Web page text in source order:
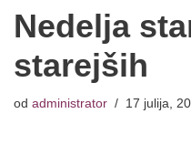
Nedelja
starejših
od administrator 17 julija,